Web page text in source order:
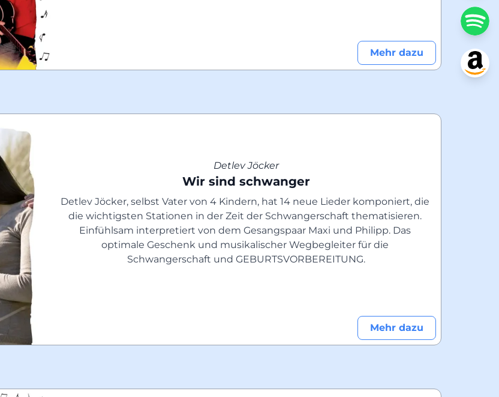
Mehr dazu
Detlev Jöcker
Wir sind schwanger
Detlev Jöcker, selbst Vater von 4 Kindern, hat 14 neue Lieder komponiert, die
die wichtigsten Stationen in der Zeit der Schwangerschaft thematisieren.
Einfühlsam interpretiert von dem Gesangspaar Maxi und Philipp. Das
optimale Geschenk und musikalischer Wegbegleiter für die
Schwangerschaft und GEBURTSVORBEREITUNG.
Mehr dazu